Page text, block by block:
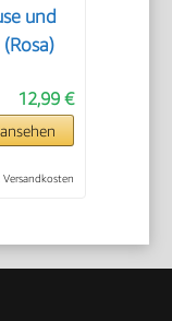
und
12,99 €